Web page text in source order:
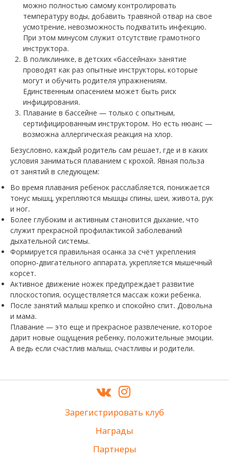
можно полностью самому контролировать
температуру воды, добавить травяной отвар на свое
усмотрение, невозможность подхватить инфекцию.
При этом минусом служит отсутствие грамотного
инструктора.
В поликлинике, в детских «бассейнах» занятие
проводят как раз опытные инструкторы, которые
могут и обучить родителя упражнениям.
Единственным опасением может быть риск
инфицирования.
Плавание в бассейне — только с опытным,
сертифицированным инструктором. Но есть нюанс —
возможна аллергическая реакция на хлор.
Безусловно, каждый родитель сам решает, где и в каких
условия заниматься плаванием с крохой. Явная польза
от занятий в следующем:
Во время плавания ребенок расслабляется, понижается
тонус мышц, укрепляются мышцы спины, шеи, живота, рук
и ног.
Более глубоким и активным становится дыхание, что
служит прекрасной профилактикой заболеваний
дыхательной системы.
Формируется правильная осанка за счёт укрепления
опорно-двигательного аппарата, укрепляется мышечный
корсет.
Активное движение ножек предупреждает развитие
плоскостопия, осуществляется массаж кожи ребенка.
После занятий малыш крепко и спокойно спит. Довольна
и мама.
Плавание — это еще и прекрасное развлечение, которое
дарит новые ощущения ребенку, положительные эмоции.
А ведь если счастлив малыш, счастливы и родители.
Зарегистрировать клуб
Награды
Партнеры